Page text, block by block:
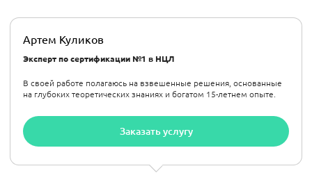
Артем Куликов
Эксперт по сертификации №1 в НЦЛ
В своей работе полагаюсь на взвешенные решения, основанные
на глубоких теоретических знаниях и богатом 15-летнем опыте.
Заказать услугу